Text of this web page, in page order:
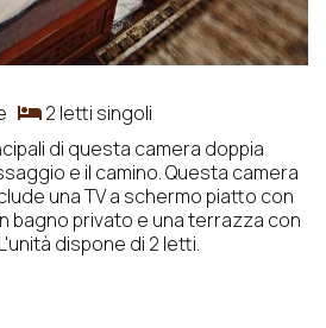
2 letti singoli
di questa camera doppia
e il camino. Questa camera
una TV a schermo piatto con
bagno privato e una terrazza con
dispone di 2 letti.